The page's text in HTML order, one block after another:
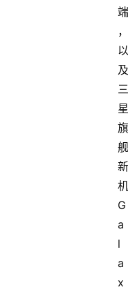
端
，
以
及
三
星
旗
舰
新
机
G
a
l
a
x